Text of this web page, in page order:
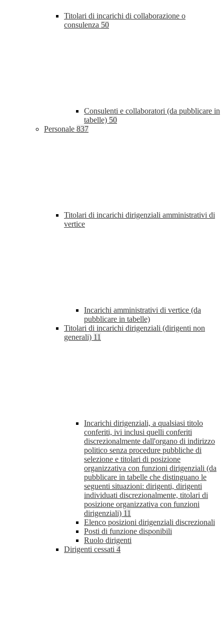
Titolari di incarichi di collaborazione o
consulenza 50
Consulenti e collaboratori (da pubblicare in
tabelle) 50
Personale 837
Titolari di incarichi dirigenziali amministrativi di
vertice
Incarichi amministrativi di vertice (da
pubblicare in tabelle)
Titolari di incarichi dirigenziali (dirigenti non
generali) 11
Incarichi dirigenziali, a qualsiasi titolo
conferiti, ivi inclusi quelli conferiti
discrezionalmente dall'organo di indirizzo
politico senza procedure pubbliche di
selezione e titolari di posizione
organizzativa con funzioni dirigenziali (da
pubblicare in tabelle che distinguano le
seguenti situazioni: dirigenti, dirigenti
individuati discrezionalmente, titolari di
posizione organizzativa con funzioni
dirigenziali) 11
Elenco posizioni dirigenziali discrezionali
Posti di funzione disponibili
Ruolo dirigenti
Dirigenti cessati 4